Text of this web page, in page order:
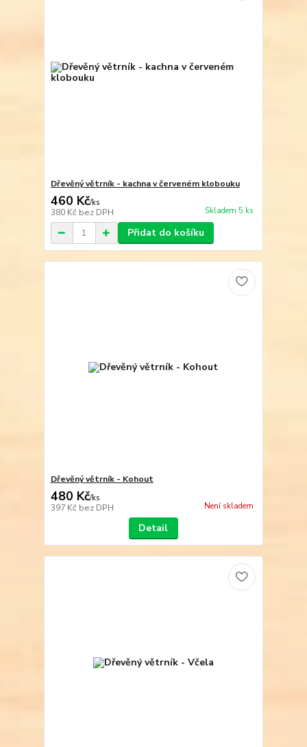
Dřevěný větrník - kachna v červeném klobouku
460 Kč/ks
380 Kč bez DPH Skladem 5 ks
Přidat do košíku
Dřevěný větrník - Kohout
480 Kč/ks
397 Kč bez DPH Není skladem
Detail